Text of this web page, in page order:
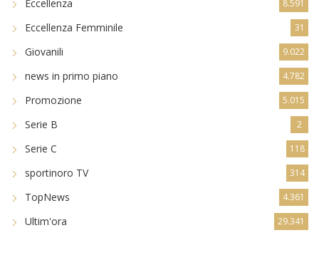
Eccellenza 8.591
Eccellenza Femminile 31
Giovanili 9.022
news in primo piano 4.782
Promozione 5.015
Serie B 2
Serie C 118
sportinoro TV 314
TopNews 4.361
Ultim'ora 29.341